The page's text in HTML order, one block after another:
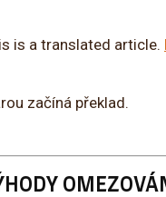
is a translated article.
začíná překlad.